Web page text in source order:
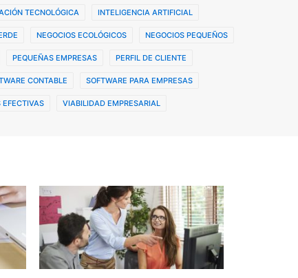
TECNOLÓGICA INTELIGENCIA ARTIFICIAL
NEGOCIOS ECOLÓGICOS NEGOCIOS PEQUEÑOS
PEQUEÑAS EMPRESAS PERFIL DE CLIENTE
CONTABLE SOFTWARE PARA EMPRESAS
EFECTIVAS VIABILIDAD EMPRESARIAL